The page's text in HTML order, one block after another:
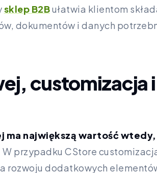
sklep B2Bułatwia klientom
dokumentów i danych
customizacja
ma największą wartość
W przypadku CStore
rozwoju dodatkowych